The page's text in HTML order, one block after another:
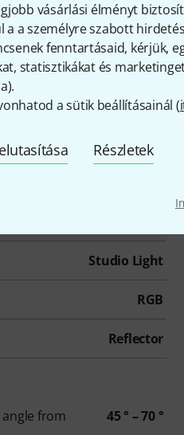
vásárlási élményt
a személyre szabott
fenntartásaid, kérjük,
statisztikákat és
).
a sütik beállításainál (
Részletek
Mount védőburkolatot és
Studio Light
RGB
Reflector
angle from 45 ° – 70 °